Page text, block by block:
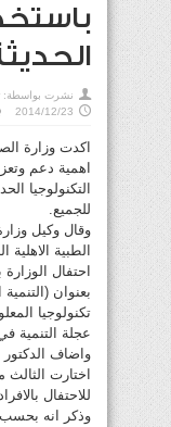
نشرت بواسطة:
2014/12/23
اكدت وزارة
اهمية دعم
التكنولوجيا
للجميع.
وقال وكيل
الطبية
احتفال الوزارة
بعنوان
تكنولوجيا
عجلة التنمية في
واضاف
اختارت
للاحتفال
وذكر انه